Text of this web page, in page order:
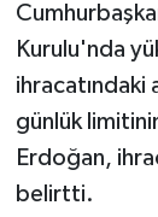
Kurulu'nda
ihracatındaki
günlük
Erdoğan,
belirtti.